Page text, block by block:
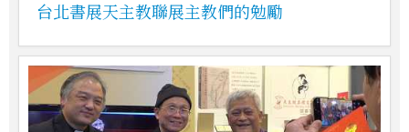
台北書展天主教聯展主教們的勉勵